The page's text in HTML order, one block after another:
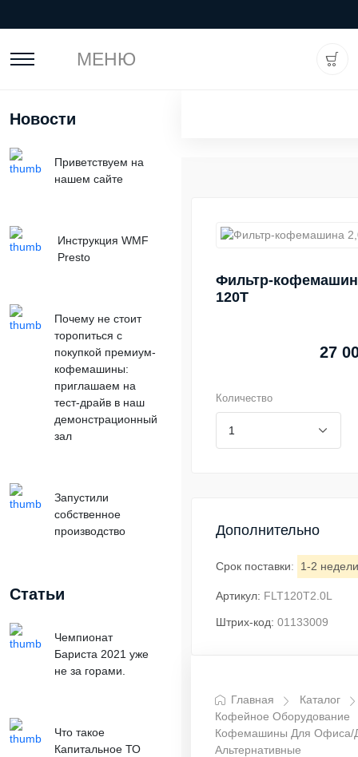
МЕНЮ
Новости
Приветствуем на
нашем сайте
Инструкция WMF
Presto
Почему не стоит
торопиться с
покупкой премиум-
кофемашины:
приглашаем на
тест-драйв в наш
демонстрационный
зал
Запустили
собственное
производство
Статьи
Чемпионат
Бариста 2021 уже
не за горами.
Что такое
Капитальное ТО
Фильтр-
120T
27
Количество
Дополнительно
Срок поставки: 1-2 недели
Артикул: FLT120T2.0L
Штрих-код: 01133009
Главная
Каталог
Кофейное Оборудование
Кофемашины Для Офиса/
Альтернативные